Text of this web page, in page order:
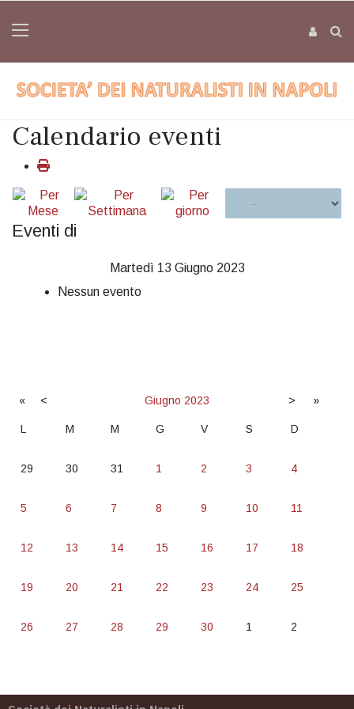
Calendario eventi
Eventi di
Martedì 13 Giugno 2023
Nessun evento
« < Giugno 2023 > »
L M M G V S D
29 30 31 1 2 3 4
5 6 7 8 9 10 11
12 13 14 15 16 17 18
19 20 21 22 23 24 25
26 27 28 29 30 1 2